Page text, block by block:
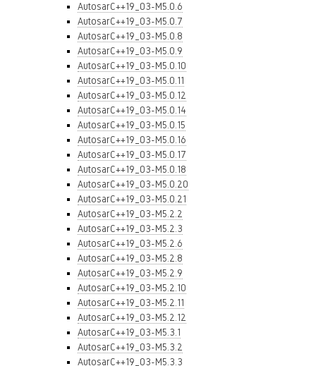
AutosarC++19_03-M5.0.6
AutosarC++19_03-M5.0.7
AutosarC++19_03-M5.0.8
AutosarC++19_03-M5.0.9
AutosarC++19_03-M5.0.10
AutosarC++19_03-M5.0.11
AutosarC++19_03-M5.0.12
AutosarC++19_03-M5.0.14
AutosarC++19_03-M5.0.15
AutosarC++19_03-M5.0.16
AutosarC++19_03-M5.0.17
AutosarC++19_03-M5.0.18
AutosarC++19_03-M5.0.20
AutosarC++19_03-M5.0.21
AutosarC++19_03-M5.2.2
AutosarC++19_03-M5.2.3
AutosarC++19_03-M5.2.6
AutosarC++19_03-M5.2.8
AutosarC++19_03-M5.2.9
AutosarC++19_03-M5.2.10
AutosarC++19_03-M5.2.11
AutosarC++19_03-M5.2.12
AutosarC++19_03-M5.3.1
AutosarC++19_03-M5.3.2
AutosarC++19_03-M5.3.3